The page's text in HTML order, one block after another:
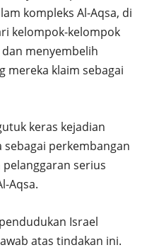
kompleks Al-Aqsa, di
kelompok-kelompok
menyembelih
mereka klaim sebagai
keras kejadian
perkembangan
serius
Aqsa.
Israel
atas tindakan ini.